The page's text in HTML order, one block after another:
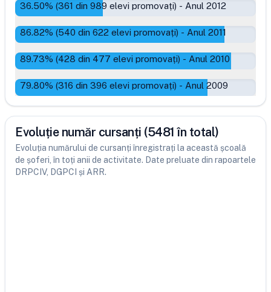
36.50% (361 din 989 elevi promovați) - Anul 2012
86.82% (540 din 622 elevi promovați) - Anul 2011
89.73% (428 din 477 elevi promovați) - Anul 2010
79.80% (316 din 396 elevi promovați) - Anul 2009
Evoluție număr cursanți (5481 în total)
Evoluția numărului de cursanți înregistrați la această școală
de șoferi, în toți anii de activitate. Date preluate din rapoartele
DRPCIV, DGPCI și ARR.